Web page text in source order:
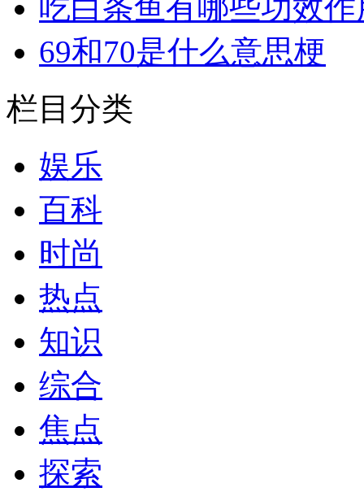
吃白条鱼有哪些功效作
69和70是什么意思梗
栏目分类
娱乐
百科
时尚
热点
知识
综合
焦点
探索